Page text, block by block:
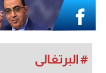
# البرتغالي